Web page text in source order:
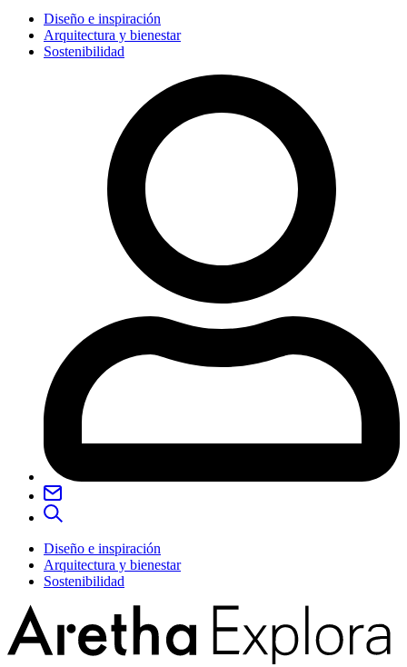
Diseño e inspiración
Arquitectura y bienestar
Sostenibilidad
Diseño e inspiración
Arquitectura y bienestar
Sostenibilidad